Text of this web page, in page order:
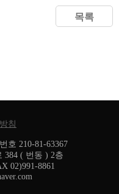
목록
침
호 210-81-63367
384 ( 번동 ) 2층
02)991-8861